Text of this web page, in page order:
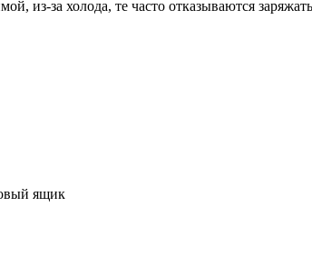
из-за холода, те часто отказываются
ящик